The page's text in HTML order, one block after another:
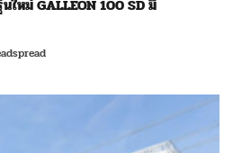
หม่ GALLEON 100 SD มี